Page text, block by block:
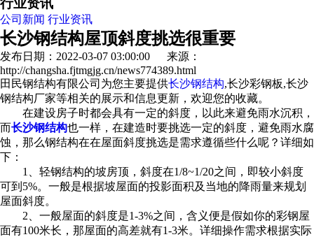
公司新闻 行业资讯
长沙钢结构屋顶斜度挑选很重要
发布日期：2022-03-07 03:00:00 来源：
http://changsha.fjtmgjg.cn/news774389.html
田民钢结构有限公司为您主要提供长沙钢结构,长沙彩钢板,长沙
钢结构厂家等相关的展示和信息更新，欢迎您的收藏。
在建设房子时都会具有一定的斜度，以此来避免雨水沉积，
而长沙钢结构也一样，在建造时要挑选一定的斜度，避免雨水腐
蚀，那么钢结构在在屋面斜度挑选是需求遵循些什么呢？详细如
下：
1、轻钢结构的坡房顶，斜度在1/8~1/20之间，即较小斜度
可到5%。一般是根据坡屋面的投影面积及当地的降雨量来规划
屋面斜度。
2、一般屋面的斜度是1-3%之间，含义便是假如你的彩钢屋
面有100米长，那屋面的高差就有1-3米。详细操作需求根据实际